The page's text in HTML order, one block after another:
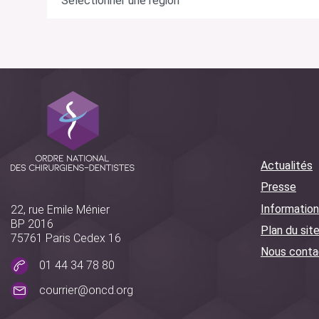
22, rue Emile Ménier
BP 2016
75761 Paris Cedex 16
01 44 34 78 80
courrier@oncd.org
Actualités
Presse
Plan du site
Nous